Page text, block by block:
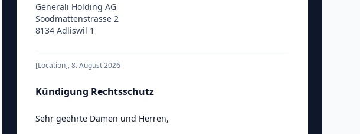
Generali Holding AG
Soodmattenstrasse 2
8134 Adliswil 1
[Location],8. August 2026
Kündigung Rechtsschutz
Sehr geehrte Damen und Herren,